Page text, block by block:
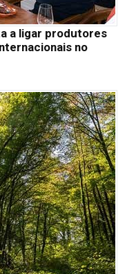
a ligar produtores
no